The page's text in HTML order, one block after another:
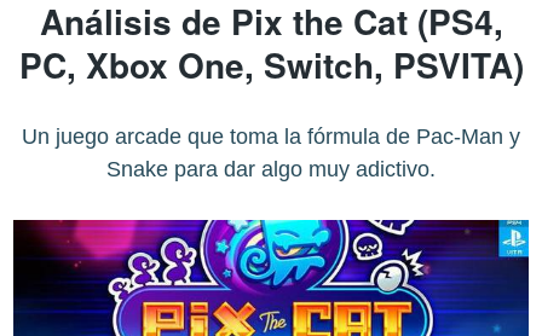
Análisis de Pix the Cat(PS4,
PC, Xbox One, Switch, PSVITA)
Un juego arcade que toma la fórmula de Pac-Man y
Snake para dar algo muy adictivo.